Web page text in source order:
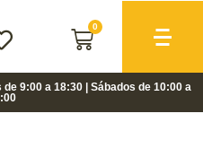
0
9:00 a 18:30 | Sábados de 10:00 a